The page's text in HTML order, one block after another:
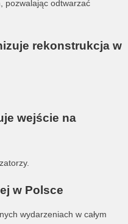
pozwalając odtwarzać
rekonstrukcja w
wejście na
w Polsce
wydarzeniach w całym